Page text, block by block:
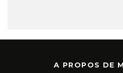
A PROPOS DE